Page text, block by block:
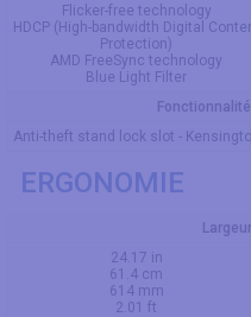
Flicker-free technology
HDCP (High-bandwidth Digital
Protection)
AMD FreeSync technology
Blue Light Filter
Anti-theft stand lock slot -
ERGONOMIE
24.17 in
61.4 cm
614 mm
2.01 ft